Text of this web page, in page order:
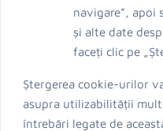
navigare”, apoi
și alte date
faceți clic pe
Ștergerea cookie-urilor
asupra utilizabilității
întrebări legate de